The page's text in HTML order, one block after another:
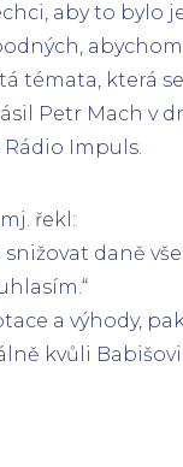
aby to bylo
témata, která
Petr Mach v
Impuls.
řekl:
snižovat daně
a výhody,
kvůli